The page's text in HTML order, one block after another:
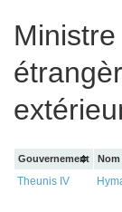
Gouvernement Nom
Theunis IV